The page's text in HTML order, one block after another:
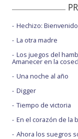
Hechizo:
La otra madre
Los juegos del
Amanecer en la
Una noche al año
Digger
Tiempo de victoria
En el corazón de la
Ahora los suegros